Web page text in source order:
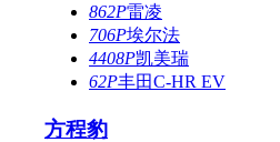
862P雷凌
706P埃尔法
4408P凯美瑞
62P丰田C-HR EV
方程豹